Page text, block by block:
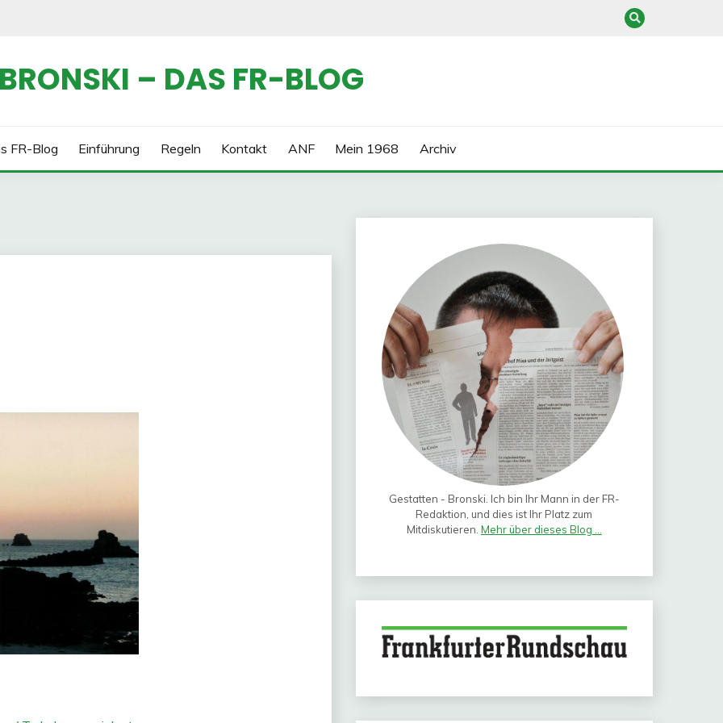
– DAS FR-BLOG
FR-Blog Einführung Regeln Kontakt ANF Mein 1968 Archiv
Gestatten - Bronski. Ich bin Ihr Mann in der FR-
Redaktion, und dies ist Ihr Platz zum
Mitdiskutieren. Mehr über dieses Blog ...